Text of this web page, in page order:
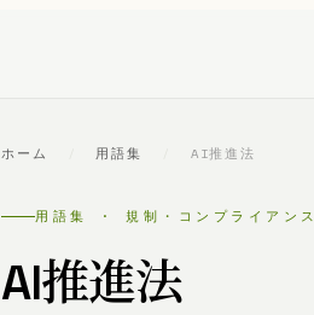
ホーム 用語集 AI推進法
用語集 · 規制・コンプライアンス
AI推進法